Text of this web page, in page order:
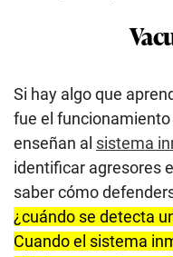
Si hay algo que
fue el funcionamiento
enseñan al sistema
identificar agresores
saber cómo
¿cuándo se detecta
Cuando el sistema